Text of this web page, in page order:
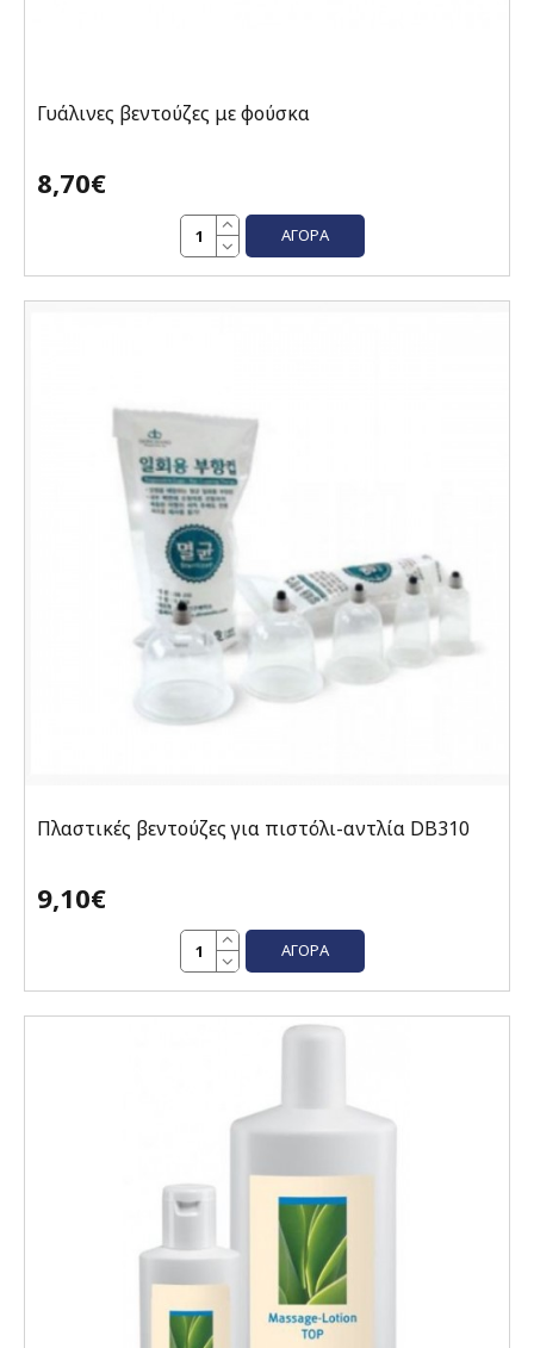
Γυάλινες βεντούζες με φούσκα
8,70€
ΑΓΟΡΆ
Πλαστικές βεντούζες για πιστόλι-αντλία DB310
9,10€
ΑΓΟΡΆ